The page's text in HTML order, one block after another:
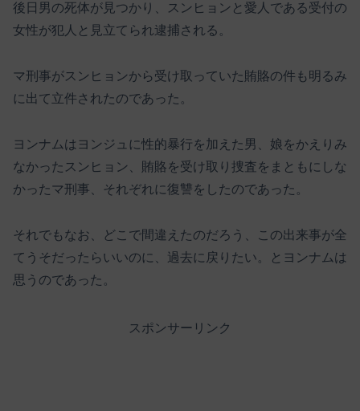
後日男の死体が見つかり、スンヒョンと愛人である受付の
女性が犯人と見立てられ逮捕される。
マ刑事がスンヒョンから受け取っていた賄賂の件も明るみ
に出て立件されたのであった。
ヨンナムはヨンジュに性的暴行を加えた男、娘をかえりみ
なかったスンヒョン、賄賂を受け取り捜査をまともにしな
かったマ刑事、それぞれに復讐をしたのであった。
それでもなお、どこで間違えたのだろう、この出来事が全
てうそだったらいいのに、過去に戻りたい。とヨンナムは
思うのであった。
スポンサーリンク